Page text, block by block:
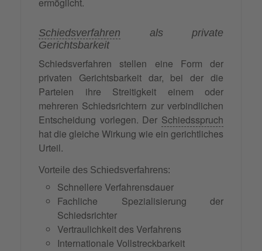
ermöglicht.
Schiedsverfahren als private
Gerichtsbarkeit
Schiedsverfahren stellen eine Form der
privaten Gerichtsbarkeit dar, bei der die
Parteien ihre Streitigkeit einem oder
mehreren Schiedsrichtern zur verbindlichen
Entscheidung vorlegen. Der Schiedsspruch
hat die gleiche Wirkung wie ein gerichtliches
Urteil.
Vorteile des Schiedsverfahrens:
Schnellere Verfahrensdauer
Fachliche Spezialisierung der
Schiedsrichter
Vertraulichkeit des Verfahrens
Internationale Vollstreckbarkeit